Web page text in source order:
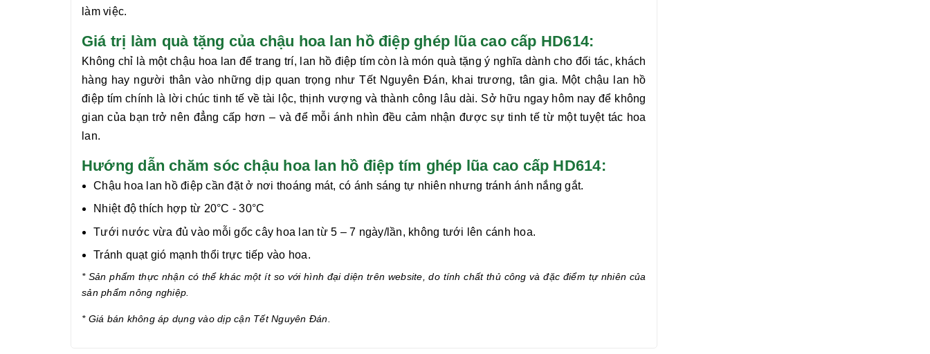
làm việc.
Giá trị làm quà tặng của chậu hoa lan hồ điệp ghép lũa cao cấp HD614:
Không chỉ là một chậu hoa lan để trang trí, lan hồ điệp tímcòn là món quà tặng ý nghĩa dành cho đối tác, khách
hàng hay người thân vào những dịp quan trọng như Tết Nguyên Đán, khai trương, tân gia. Một chậu
lan hồ
điệp tím chính là lời chúc tinh tế về tài lộc, thịnh vượng và thành công lâu dài. Sở hữu ngay hôm nay để không
gian của bạn trở nên đẳng cấp hơn – và để mỗi ánh nhìn đều cảm nhận được sự tinh tế từ một tuyệt tác hoa
lan.
Hướng dẫn chăm sóc chậu hoa lan hồ điệp tím ghép lũa cao cấp HD614:
Chậu hoa lan hồ điệp cần đặt ở nơi thoáng mát, có ánh sáng tự nhiên nhưng tránh ánh nắng gắt.
Nhiệt độ thích hợp từ 20°C - 30°C
Tưới nước vừa đủ vào mỗi gốc cây hoa lan từ 5 – 7 ngày/lần, không tưới lên cánh hoa.
Tránh quạt gió mạnh thổi trực tiếp vào hoa.
* Sản phẩm thực nhận có thể khác một ít so với hình đại diện trên website, do tính chất thủ công và đặc điểm tự nhiên của
sản phẩm nông nghiệp.
* Giá bán không áp dụng vào dịp cận Tết Nguyên Đán.